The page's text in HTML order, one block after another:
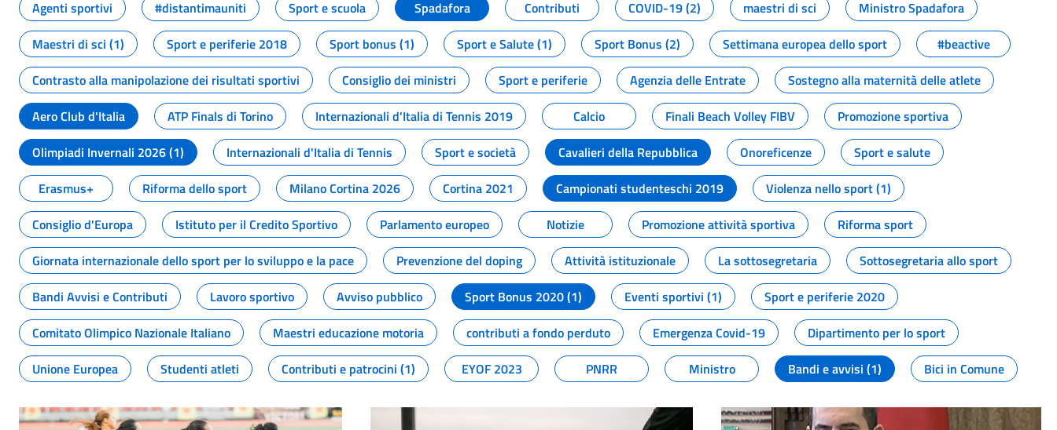
Agenti sportivi
#distantimauniti Sport e scuola Spadafora Contributi COVID-19 (2) maestri di sci
Ministro Spadafora
Maestri di sci (1)
Sport e periferie 2018 Sport bonus (1) Sport e Salute (1) Sport Bonus (2) Settimana europea dello sport
#beactive
Contrasto alla manipolazione dei risultati sportivi
Consiglio dei ministri Sport e periferie Agenzia delle Entrate
Sostegno alla maternità delle atlete
Aero Club d'Italia
ATP Finals di Torino Internazionali d'Italia di Tennis 2019 Calcio Finali Beach Volley FIBV
Promozione sportiva
Olimpiadi Invernali 2026 (1)
Internazionali d'Italia di Tennis Sport e società Cavalieri della Repubblica Onoreficenze
Sport e salute
Erasmus+
Riforma dello sport Milano Cortina 2026 Cortina 2021 Campionati studenteschi 2019
Violenza nello sport (1)
Consiglio d'Europa
Istituto per il Credito Sportivo Parlamento europeo Notizie Promozione attività sportiva
Riforma sport
Giornata internazionale dello sport per lo sviluppo e la pace
Prevenzione del doping Attività istituzionale La sottosegretaria
Sottosegretaria allo sport
Bandi Avvisi e Contributi
Lavoro sportivo Avviso pubblico Sport Bonus 2020 (1) Eventi sportivi (1)
Sport e periferie 2020
Comitato Olimpico Nazionale Italiano
Maestri educazione motoria contributi a fondo perduto Emergenza Covid-19
Dipartimento per lo sport
Unione Europea
Studenti atleti Contributi e patrocini (1) EYOF 2023 PNRR Ministro Bandi e avvisi (1) Bici in Comune